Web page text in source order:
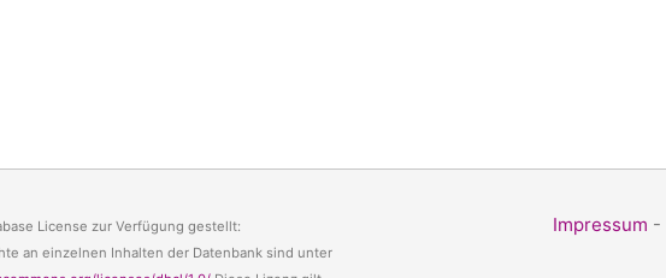
License zur Verfügung gestellt:
an einzelnen Inhalten der Datenbank sind unter
Impressum -